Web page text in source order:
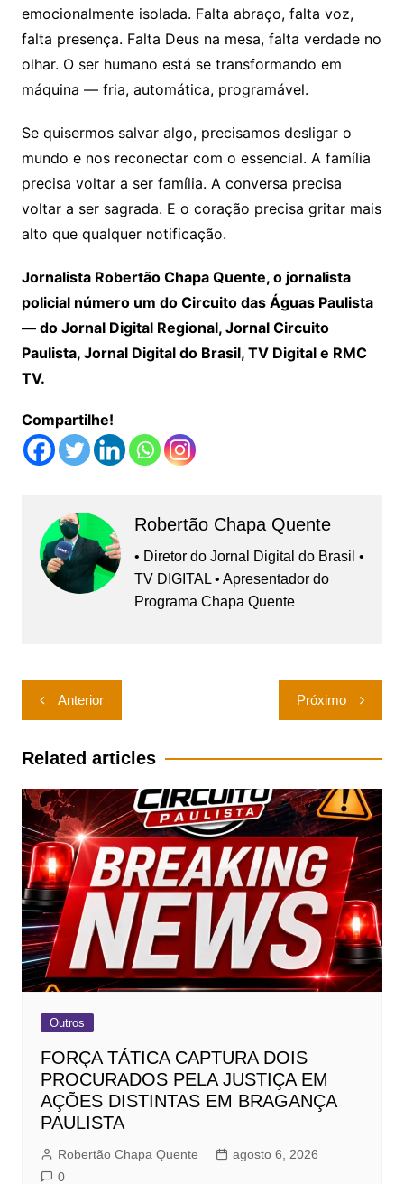
emocionalmente isolada. Falta abraço, falta voz,
falta presença. Falta Deus na mesa, falta verdade no
olhar. O ser humano está se transformando em
máquina — fria, automática, programável.
Se quisermos salvar algo, precisamos desligar o
mundo e nos reconectar com o essencial. A família
precisa voltar a ser família. A conversa precisa
voltar a ser sagrada. E o coração precisa gritar mais
alto que qualquer notificação.
Jornalista Robertão Chapa Quente, o jornalista
policial número um do Circuito das Águas Paulista
— do Jornal Digital Regional, Jornal Circuito
Paulista, Jornal Digital do Brasil, TV Digital e RMC
TV.
Compartilhe!
Robertão Chapa Quente
• Diretor do Jornal Digital do Brasil •
TV DIGITAL • Apresentador do
Programa Chapa Quente
Navegação
de
Post
Anterior Próximo
Related articles
Outros
FORÇA TÁTICA CAPTURA DOIS
PROCURADOS PELA JUSTIÇA EM
AÇÕES DISTINTAS EM BRAGANÇA
PAULISTA
Robertão Chapa Quente
agosto 6, 2026
0